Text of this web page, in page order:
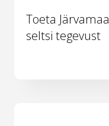
Toeta Järvamaa
seltsi tegevust